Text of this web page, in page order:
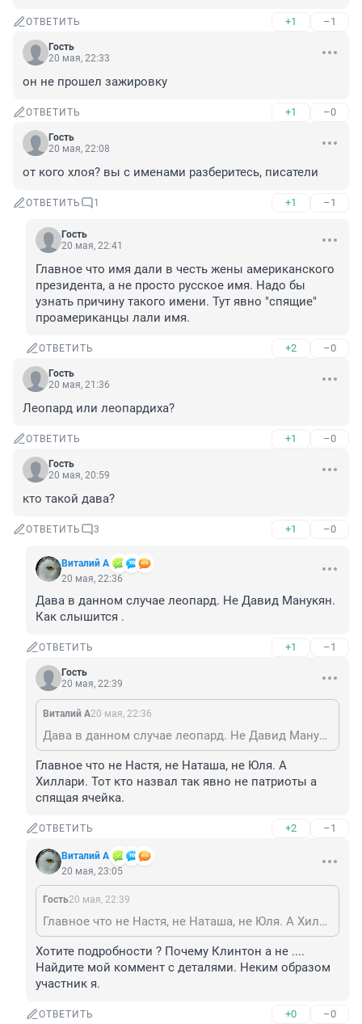
ОТВЕТИТЬ +1 –1
Гость
20 мая, 22:33
он не прошел зажировку
ОТВЕТИТЬ +1 –0
Гость
20 мая, 22:08
от кого хлоя? вы с именами разберитесь, писатели
ОТВЕТИТЬ 1 +1 –1
Гость
20 мая, 22:41
Главное что имя дали в честь жены американского
президента, а не просто русское имя. Надо бы
узнать причину такого имени. Тут явно "спящие"
проамериканцы лали имя.
ОТВЕТИТЬ +2 –0
Гость
20 мая, 21:36
Леопард или леопардиха?
ОТВЕТИТЬ +1 –0
Гость
20 мая, 20:59
кто такой дава?
ОТВЕТИТЬ 3 +1 –0
Виталий А
20 мая, 22:36
Дава в данном случае леопард. Не Давид Манукян.
Как слышится .
ОТВЕТИТЬ +1 –1
Гость
20 мая, 22:39
Виталий А20 мая, 22:36
Дава в данном случае леопард. Не Давид Манукян. Как слышится .
Главное что не Настя, не Наташа, не Юля. А
Хиллари. Тот кто назвал так явно не патриоты а
спящая ячейка.
ОТВЕТИТЬ +2 –1
Виталий А
20 мая, 23:05
Гость20 мая, 22:39
Главное что не Настя, не Наташа, не Юля. А Хиллари. Тот кто назвал так явно не патриоты а спящая ячейка.
Хотите подробности ? Почему Клинтон а не ....
Найдите мой коммент с деталями. Неким образом
участник я.
ОТВЕТИТЬ +0 –0